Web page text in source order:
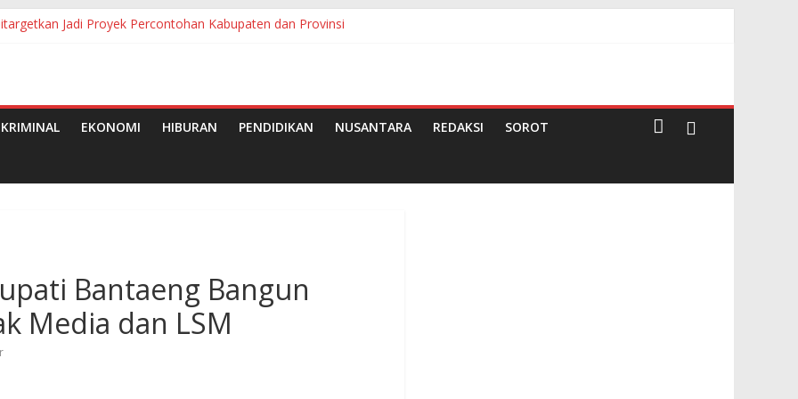
Jadi Proyek Percontohan Kabupaten dan Provinsi
Dua Wajah Kelam Menghantui SMKN Pakkat
EKONOMI HIBURAN PENDIDIKAN NUSANTARA REDAKSI SOROT
Bantaeng Bangun
Media dan LSM